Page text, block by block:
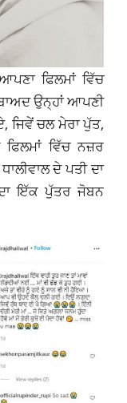
ਫਿਲਮਾਂ ਵਿੱਚ
ਉਨ੍ਹਾਂ ਆਪਣੀ
ਜਿਵੇਂ ਚਲ ਮੇਰਾ ਪੁੱਤ,
ਵਿੱਚ ਨਜ਼ਰ
ਦੇ ਪਤੀ ਦਾ
ਇੱਕ ਪੁੱਤਰ ਜੋਬਨ